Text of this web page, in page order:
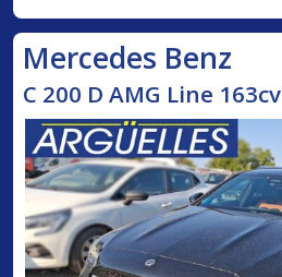
Mercedes Benz
C 200 D AMG Line 163cv